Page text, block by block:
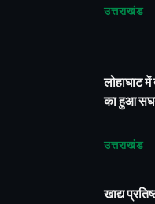
उत्तराखंड
लोहाघाट
का हुआ
उत्तराखंड
खाद्य